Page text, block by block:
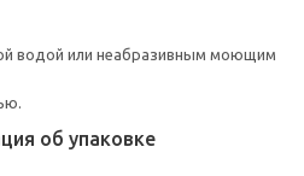
водой или неабразивным моющим
об упаковке